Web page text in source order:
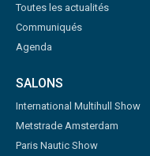
Toutes les actualités
Communiqués
Agenda
SALONS
International Multihull Show
Metstrade Amsterdam
Paris Nautic Show